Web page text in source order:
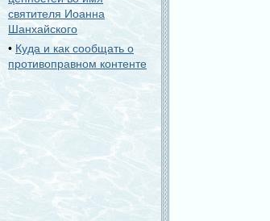
святителя Иоанна
Шанхайского
• Куда и как сообщать о
противоправном контенте